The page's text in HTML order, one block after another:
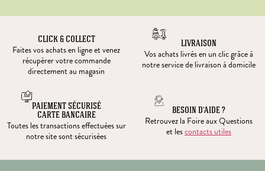
CLICK & COLLECT
Faites vos achats en ligne et venez
récupérer votre commande
directement au magasin
LIVRAISON
Vos achats livrés en un clic grâce à
notre service de livraison à domicile
PAIEMENT SÉCURISÉ
CARTE BANCAIRE
Toutes les transactions effectuées sur
notre site sont sécurisées
BESOIN D’AIDE ?
Retrouvez la Foire aux Questions
et lescontacts utiles